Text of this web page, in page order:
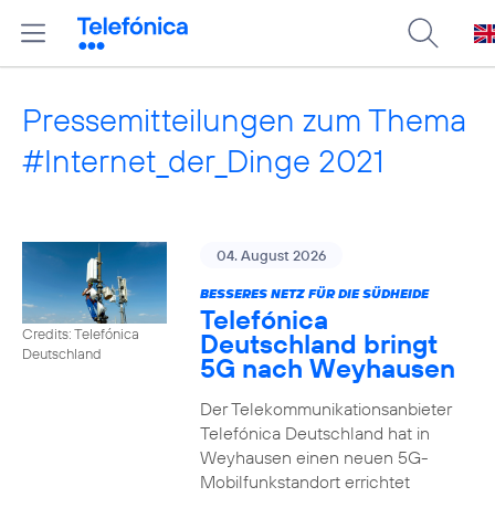
Pressemitteilungen zum Thema
#Internet_der_Dinge 2021
Credits: Telefónica
Deutschland
04. August 2026
BESSERES NETZ FÜR DIE SÜDHEIDE
Telefónica
Deutschland bringt
5G nach Weyhausen
Der Telekommunikationsanbieter
Telefónica Deutschland hat in
Weyhausen einen neuen 5G-
Mobilfunkstandort errichtet